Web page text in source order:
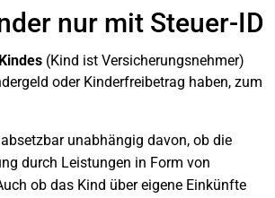
nur mit Steuer-ID
(Kind ist Versicherungsnehmer)
oder Kinderfreibetrag haben, zum
unabhängig davon, ob die
durch Leistungen in Form von
ob das Kind über eigene Einkünfte